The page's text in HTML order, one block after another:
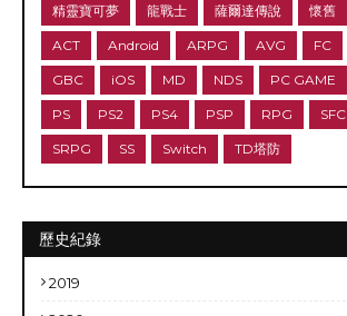
精靈寶可夢 龍戰士 薩爾達傳說 懷舊
ACT Android ARPG AVG FC
GBC iOS MD NDS PC GAME
PS PS2 PS4 PSP RPG SFC
SRPG SS Switch TD塔防
歷史紀錄
2019